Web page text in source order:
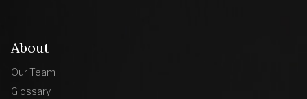
About
Our Team
Glossary